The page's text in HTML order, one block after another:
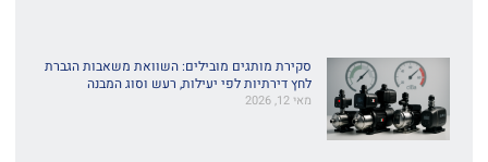
סקירת מותגים מובילים: השוואת משאבות הגברת
לחץ דירתיות לפי יעילות, רעש וסוג המבנה
מאי 12, 2026